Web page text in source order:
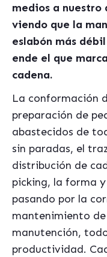
medios a nuestro
viendo que la
eslabón más dé
ende el que
cadena.
La conformación
preparación de
abastecidos de
sin paradas, el
distribución de
picking, la forma
pasando por la
mantenimiento
manutención,
productividad.